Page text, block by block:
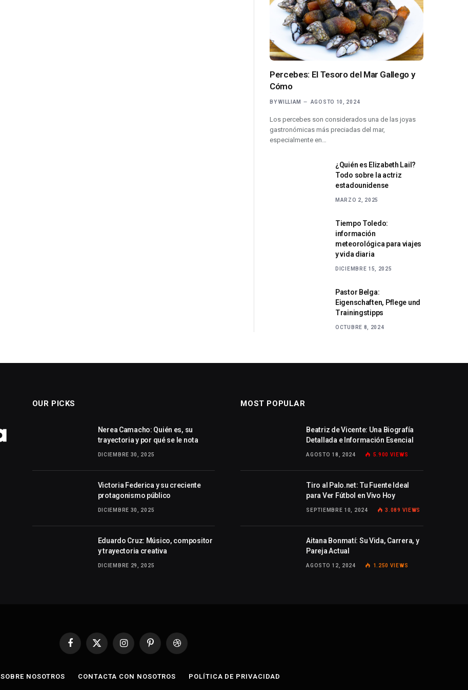
Percebes: El Tesoro del Mar Gallego y
Cómo
BY WILLIAM AGOSTO 10, 2024
Los percebes son considerados una de las joyas
gastronómicas más preciadas del mar,
especialmente en…
¿Quién es Elizabeth Lail?
Todo sobre la actriz
estadounidense
MARZO 2, 2025
Tiempo Toledo:
información
meteorológica para viajes
y vida diaria
DICIEMBRE 15, 2025
Pastor Belga:
Eigenschaften, Pflege und
Trainingstipps
OCTUBRE 8, 2024
OUR PICKS
Nerea Camacho: Quién es, su
trayectoria y por qué se le nota
DICIEMBRE 30, 2025
Victoria Federica y su creciente
protagonismo público
DICIEMBRE 30, 2025
Eduardo Cruz: Músico, compositor
y trayectoria creativa
DICIEMBRE 29, 2025
MOST POPULAR
Beatriz de Vicente: Una Biografía
Detallada e Información Esencial
AGOSTO 18, 2024 5.900 VIEWS
Tiro al Palo.net: Tu Fuente Ideal
para Ver Fútbol en Vivo Hoy
SEPTIEMBRE 10, 2024 3.089 VIEWS
Aitana Bonmatí: Su Vida, Carrera, y
Pareja Actual
AGOSTO 12, 2024 1.250 VIEWS
Facebook
X
InstagramPinterestDribbble
SOBRE NOSOTROS CONTACTA CON NOSOTROS POLÍTICA DE PRIVACIDAD